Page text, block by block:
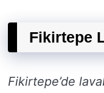
Fikirtepe
Fikirtepe’de